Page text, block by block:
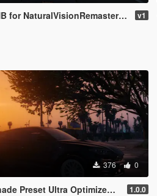
NaturalVisionRemastered (Ultra Preset) v1
376 0
Ultra Optimized (Low-End AMD, INTEL Iris Xe 1.0.0